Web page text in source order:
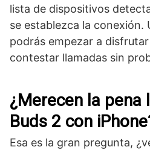
lista ⁣de dispositivos
se‍ establezca la conexión.
podrás empezar a
contestar llamadas sin
¿Merecen la pena
Buds 2 con
Esa es la gran pregunta,